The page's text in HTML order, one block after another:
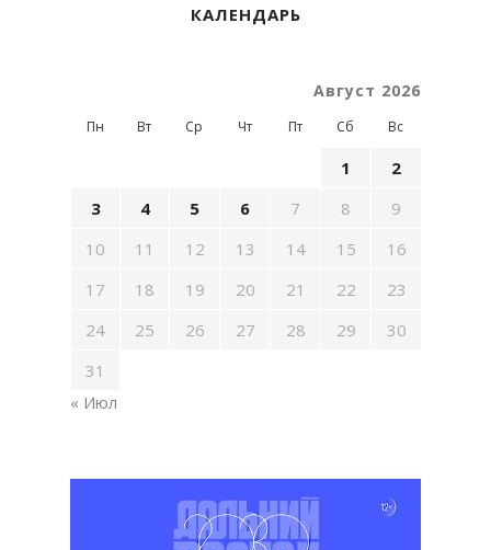
КАЛЕНДАРЬ
Август 2026
Пн Вт Ср Чт Пт Сб Вс
1
2
3
4 5 6 7 8
9
10
11 12 13 14 15
16
17
18 19 20 21 22
23
24
25 26 27 28 29
30
31
« Июл